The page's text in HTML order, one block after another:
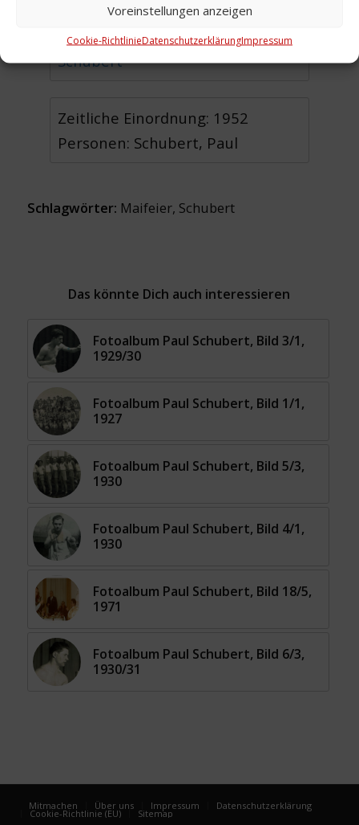
Voreinstellungen anzeigen
Cookie-RichtlinieDatenschutzerklärungImpressum
Lizenz:CC-BY
Sammlung:Nachlass Paul
Schubert
Zeitliche Einordnung: 1952
Personen: Schubert, Paul
Schlagwörter: Maifeier, Schubert
Das könnte Dich auch interessieren
Fotoalbum Paul Schubert, Bild 3/1,
1929/30
Fotoalbum Paul Schubert, Bild 1/1,
1927
Fotoalbum Paul Schubert, Bild 5/3,
1930
Fotoalbum Paul Schubert, Bild 4/1,
1930
Fotoalbum Paul Schubert, Bild 18/5,
1971
Fotoalbum Paul Schubert, Bild 6/3,
1930/31
Mitmachen Über uns Impressum Datenschutzerklärung
Cookie-Richtlinie (EU) Sitemap